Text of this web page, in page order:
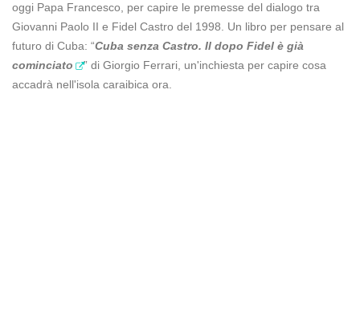
oggi Papa Francesco, per capire le premesse del dialogo tra
Giovanni Paolo II e Fidel Castro del 1998. Un libro per pensare al
futuro di Cuba: “Cuba senza Castro. Il dopo Fidel è già
cominciato
” di Giorgio Ferrari, un'inchiesta per capire cosa
accadrà nell'isola caraibica ora.